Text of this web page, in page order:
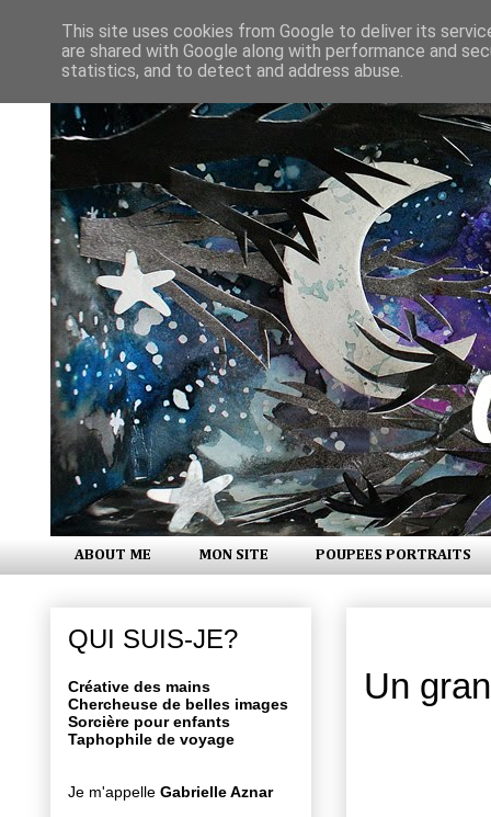
ABOUT ME MON SITE POUPEES PORTRAITS
Un
QUI SUIS-JE?
Créative des mains
Chercheuse de belles images
Sorcière pour enfants
Taphophile de voyage
Je m'appelle Gabrielle Aznar
This site uses cookies from Google to deliver its
are shared with Google along with performance and
statistics, and to detect and address abuse.